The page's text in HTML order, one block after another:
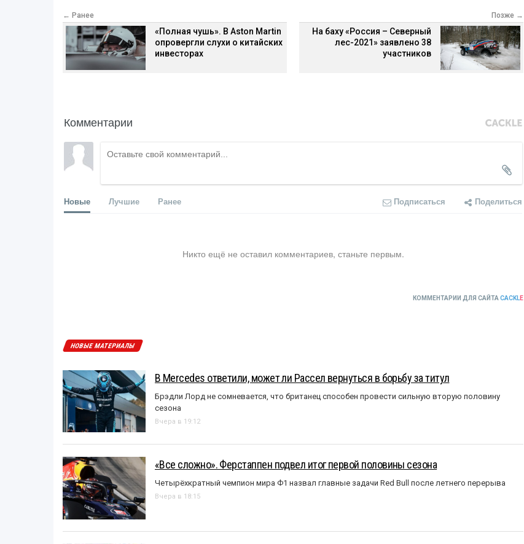
← Ранее
«Полная чушь». В Aston Martin
опровергли слухи о китайских
инвесторах
Позже →
На баху «Россия – Северный
лес-2021» заявлено 38
участников
Комментарии
Новые Лучшие Ранее Подписаться Поделиться
Никто ещё не оставил комментариев, станьте первым.
КОММЕНТАРИИ ДЛЯ САЙТА CACKLE
НОВЫЕ МАТЕРИАЛЫ
В Mercedes ответили, может ли Рассел вернуться в борьбу за титул
Брэдли Лорд не сомневается, что британец способен провести сильную вторую половину
сезона
Вчера в 19:12
«Все сложно». Ферстаппен подвел итог первой половины сезона
Четырёхкратный чемпион мира Ф1 назвал главные задачи Red Bull после летнего перерыва
Вчера в 18:15